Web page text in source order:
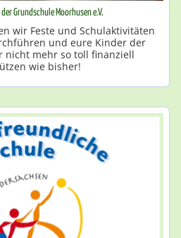
Grundschule Moorhusen e.V.
wir Feste und Schulaktivitäten
und eure Kinder der
nicht mehr so toll finanziell
wie bisher!